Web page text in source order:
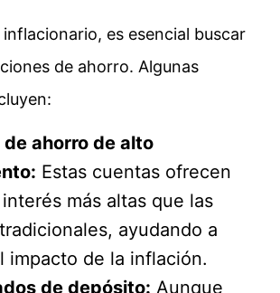
es esencial buscar
de ahorro. Algunas
ahorro de alto
Estas cuentas ofrecen
más altas que las
ayudando a
impacto de la inflación.
de depósito: Aunque